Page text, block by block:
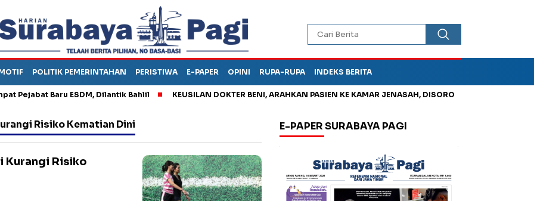
POLITIK PEMERINTAHAN PERISTIWA E-PAPER OPINI RUPA-RUPA INDEKS BERITA
Baru ESDM, Dilantik Bahlil KEUSILAN DOKTER BENI, ARAHKAN PASIEN KE KAMAR JENASAH, DISOROT
Risiko Kematian Dini
Kurangi Risiko
E-PAPER SURABAYA PAGI